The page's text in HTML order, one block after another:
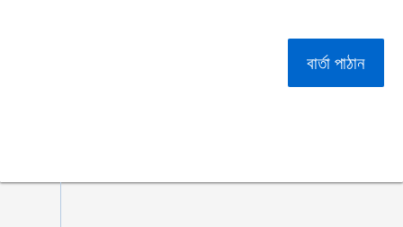
বার্তা পাঠান